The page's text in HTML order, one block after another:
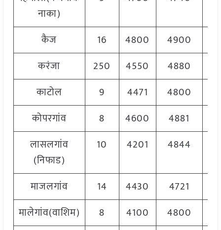
नाका)
कैज 16 4800 4900
करंजा
250 4550 4880
काटोल
9 4471 4800
कोपरगांव
8 4600 4881
लासलगांव
(निफाड)
10 4201 4844
माजलगांव 14 4430 4721
मालेगांव(वाशिम)
8 4100 4800